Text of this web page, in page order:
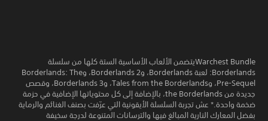
Warchest Bundleيتضمن الألعاب الأساسية الستة كلها من سلسلة
Borderlands: لعبة Borderlands، وBorderlands 2، وBorderlands: The
Pre-Sequel، وTales from the Borderlands، وBorderlands 3، وقصص
جديدة من the Borderlands، بالإضافة إلى كل محتوياتها الإضافية في حزمة
ضخمة واحدة.* عش تجربة السلسلة الأيقونية التي عرّفت بصنف الغنائم والرماية
بفضل المعارك النارية المبالغ فيها والترسانات المتنوعة لدرجة سخيفة